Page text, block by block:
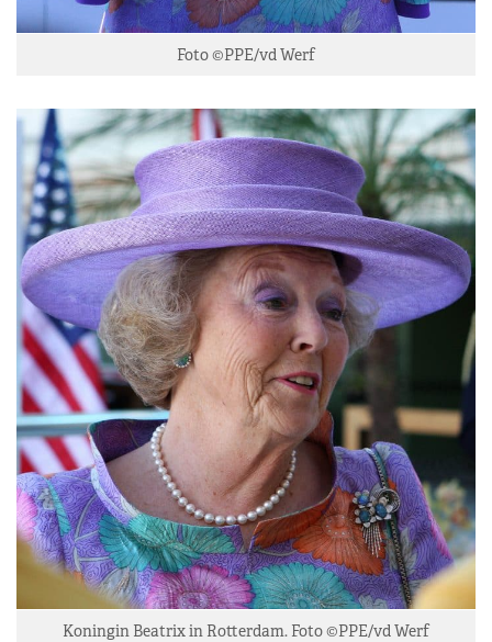
Foto ©PPE/vd Werf
Koningin Beatrix in Rotterdam. Foto ©PPE/vd Werf